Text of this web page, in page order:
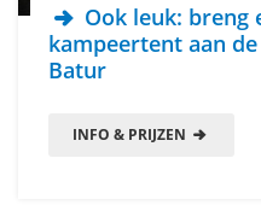
Ook leuk: breng
kampeertent aan
Batur
INFO & PRIJZEN